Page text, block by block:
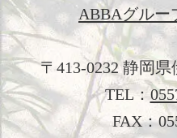
ABBAグルー
〒413-0232 静岡
TEL：
FAX：
お問
よくあ
プライバ
会